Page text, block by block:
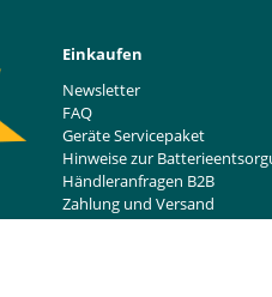
Einkaufen
Newsletter
FAQ
Geräte Servicepaket
Hinweise zur
Händleranfragen B2B
Zahlung und Versand
Widerrufsrecht